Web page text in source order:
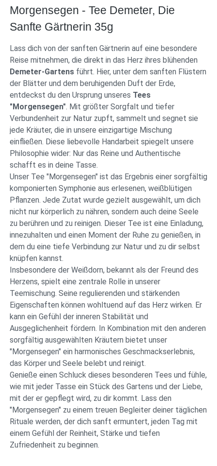
Morgensegen - Tee Demeter, Die
Sanfte Gärtnerin 35g
Lass dich von der sanften Gärtnerin auf eine besondere
Reise mitnehmen, die direkt in das Herz ihres blühenden
Demeter-Gartens führt. Hier, unter dem sanften Flüstern
der Blätter und dem beruhigenden Duft der Erde,
entdeckst du den Ursprung unseres Tees
"Morgensegen". Mit größter Sorgfalt und tiefer
Verbundenheit zur Natur zupft, sammelt und segnet sie
jede Kräuter, die in unsere einzigartige Mischung
einfließen. Diese liebevolle Handarbeit spiegelt unsere
Philosophie wider: Nur das Reine und Authentische
schafft es in deine Tasse.
Unser Tee "Morgensegen" ist das Ergebnis einer sorgfältig
komponierten Symphonie aus erlesenen, weißblütigen
Pflanzen. Jede Zutat wurde gezielt ausgewählt, um dich
nicht nur körperlich zu nähren, sondern auch deine Seele
zu berühren und zu reinigen. Dieser Tee ist eine Einladung,
innezuhalten und einen Moment der Ruhe zu genießen, in
dem du eine tiefe Verbindung zur Natur und zu dir selbst
knüpfen kannst.
Insbesondere der Weißdorn, bekannt als der Freund des
Herzens, spielt eine zentrale Rolle in unserer
Teemischung. Seine regulierenden und stärkenden
Eigenschaften können wohltuend auf das Herz wirken. Er
kann ein Gefühl der inneren Stabilität und
Ausgeglichenheit fördern. In Kombination mit den anderen
sorgfältig ausgewählten Kräutern bietet unser
"Morgensegen" ein harmonisches Geschmackserlebnis,
das Körper und Seele belebt und reinigt.
Genieße einen Schluck dieses besonderen Tees und fühle,
wie mit jeder Tasse ein Stück des Gartens und der Liebe,
mit der er gepflegt wird, zu dir kommt. Lass den
"Morgensegen" zu einem treuen Begleiter deiner täglichen
Rituale werden, der dich sanft ermuntert, jeden Tag mit
einem Gefühl der Reinheit, Stärke und tiefen
Zufriedenheit zu beginnen.